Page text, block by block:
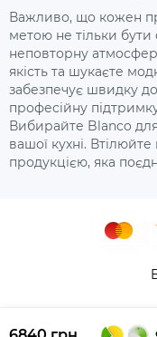
Важливо, що кожен
метою не тільки
неповторну
якість та шукаєте
забезпечує швидку
професійну
Вибирайте Blanco
вашої кухні. Втілюйте
продукцією, яка